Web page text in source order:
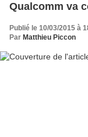
Qualcomm va
Publié le 10/03/2015 à
Par Matthieu Piccon